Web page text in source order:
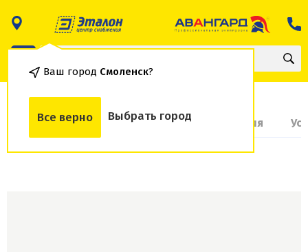
Ваш город Смоленск?
Все верно Выбрать город
О товаре Доставка и оплата Гарантия